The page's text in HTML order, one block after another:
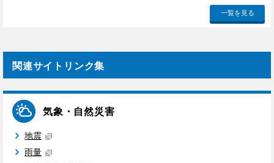
一覧を見る
広報おみたま8月号は「茨城空港から空の旅へ」特集です
もっと小美玉を語りたくなるマガジン「広報おみたま8月号」を発行しまし
す。 さらに、茨城空港から行ける７つの就航地の魅力をお届けします。 ■目
次 P2-5 [特集]茨城空港から空の旅へ P6 発見！わくワーク P7 小美玉の旬なわ
四季の歌 P16 謝さんの台日日記、市役所の開庁時間を変更、4コマ小美玉暮
らし ■広報紙（データ）の閲覧方法 下記の方法で広報紙をご覧いただけま
す。 ▼電子書籍 「ibaraki-ebooks」のサイト上で、無料閲覧できます。 http
7%8E%89%E5%B8%82&genre%5B%5D=%E5%BA%83%E5%A0%B1&s=
▼市ホームページ（PDF形式） https://www.city.omitama.lg.jp/0337/info-0000
001532-0.html?utm_source=email&utm_medium=email&utm_campaign=gy
関連サイトリンク集
気象・自然災害
地震
雨量